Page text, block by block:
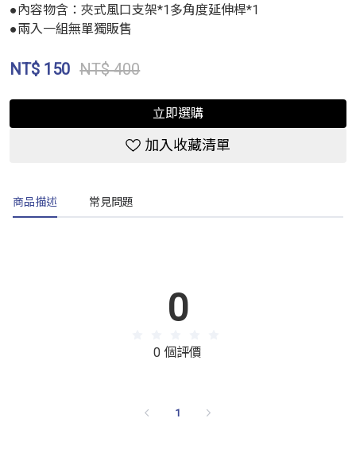
●內容物含：夾式風口支架*1多角度延伸桿*1
●兩入一組無單獨販售
NT$ 150 NT$ 400
立即選購
加入收藏清單
商品描述 常見問題
0
0 個評價
1